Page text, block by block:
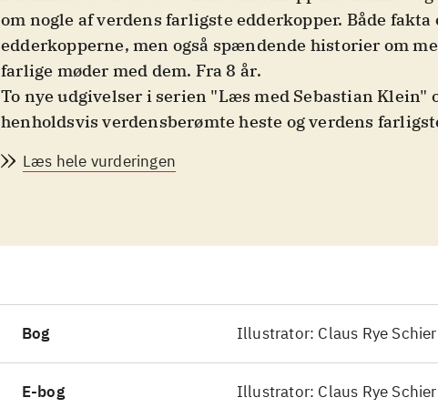
om nogle af verdens farligste edderkopper. Både fakta
edderkopperne, men også spændende historier om
farlige møder med dem. Fra 8 år.
To nye udgivelser i serien "Læs med Sebastian Klein"
henholdsvis verdensberømte heste og verdens
viden om edderkopper, hvorefter der fortælles om
berømte heste gennem historien. Deriblandt den
Det er to gode fagbøger, som både formidler god faglig
masser af sjove og interessante historier. Historierne
grundskolen
Læs hele vurderingen
Bog Illustrator: Claus Rye
E-bog Illustrator: Claus Rye